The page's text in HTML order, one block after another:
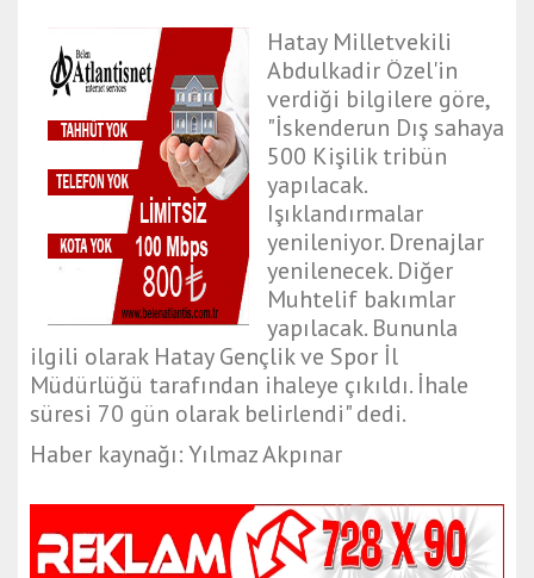
Hatay Milletvekili
Abdulkadir Özel'in
verdiği bilgilere göre,
"İskenderun Dış sahaya
500 Kişilik tribün
yapılacak.
Işıklandırmalar
yenileniyor. Drenajlar
yenilenecek. Diğer
Muhtelif bakımlar
yapılacak. Bununla
ilgili olarak Hatay Gençlik ve Spor İl
Müdürlüğü tarafından ihaleye çıkıldı. İhale
süresi 70 gün olarak belirlendi" dedi.
Haber kaynağı: Yılmaz Akpınar